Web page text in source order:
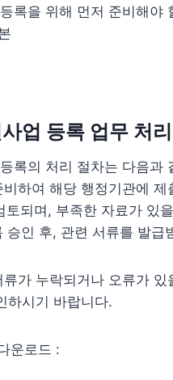
록을 위해 먼저 준비해야
업 등록 업무 처
록의 처리 절차는 다음과
하여 해당 행정기관에 제
토되며, 부족한 자료가 있
승인 후, 관련 서류를 발급
가 누락되거나 오류가
하시기 바랍니다.
운로드 :